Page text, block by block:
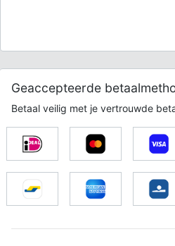
Geaccepteerde
Betaal veilig met je vertrouwde